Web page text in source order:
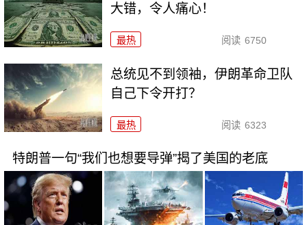
大错，令人痛心！
最热 阅读 6750
总统见不到领袖，伊朗革命卫队
自己下令开打？
最热 阅读 6323
特朗普一句“我们也想要导弹”揭了美国的老底